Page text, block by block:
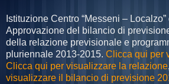
Istituzione Centro “Messeni –
Approvazione del bilancio di
della relazione previsionale e
pluriennale 2013-2015. Clicca qui per
Clicca qui per visualizzare la relazione,
visualizzare il bilancio di previsione